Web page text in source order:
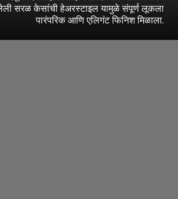
सरळ केसांची हेअरस्टाइल यामुळे संपूर्ण लूकला
पारंपरिक आणि एलिगंट फिनिश मिळाला.